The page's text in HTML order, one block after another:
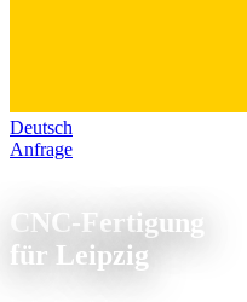
Deutsch
Anfrage
CNC-Fertigung
für Leipzig